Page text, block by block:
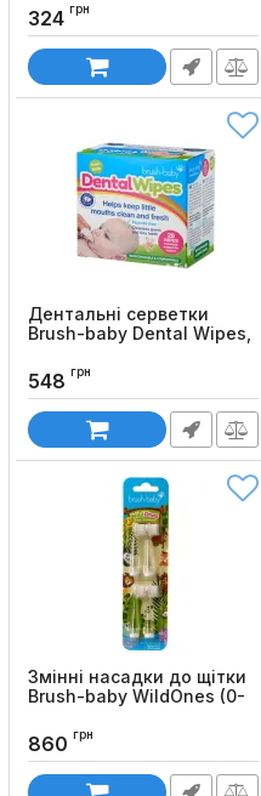
324 грн
Дентальні серветки
Brush-baby Dental Wipes,
Код товару:
548 грн
Змінні насадки до щітки
Brush-baby WildOnes (0-
Код товару:
860 грн